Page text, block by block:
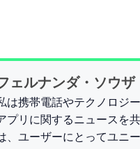
ェルナンダ・ソウザ
は携帯電話やテクノロジ
プリに関するニュースを
、ユーザーにとってユニ